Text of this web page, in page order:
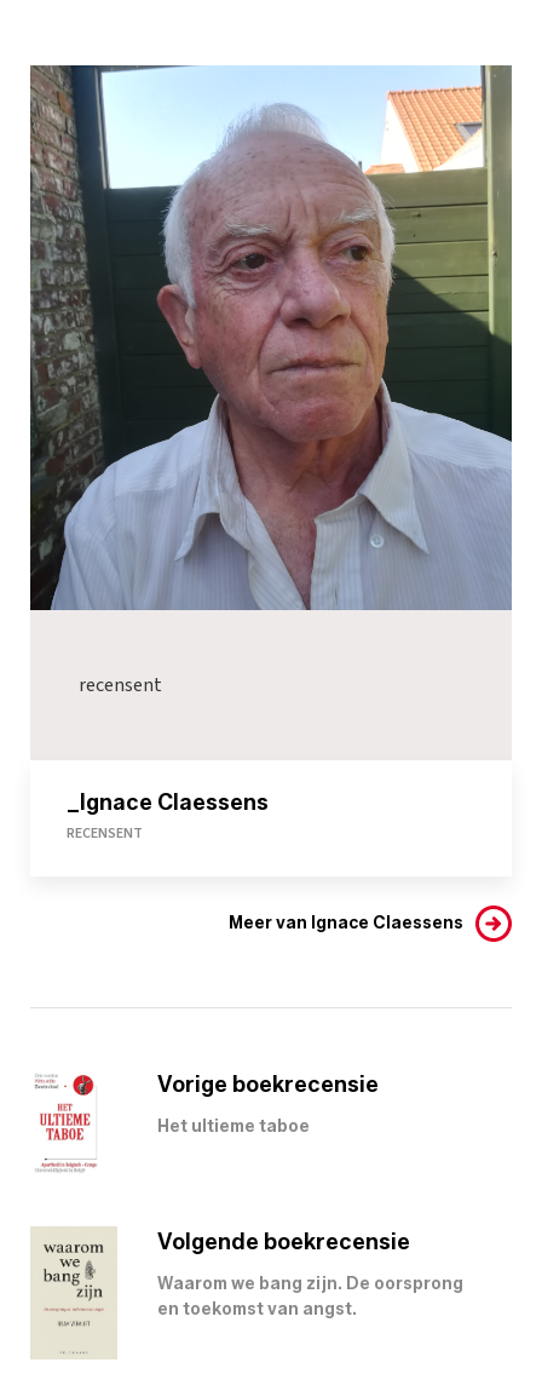
recensent
_Ignace Claessens
RECENSENT
Meer van Ignace Claessens
Vorige boekrecensie
Het ultieme taboe
Volgende boekrecensie
Waarom we bang zijn. De oorsprong
en toekomst van angst.